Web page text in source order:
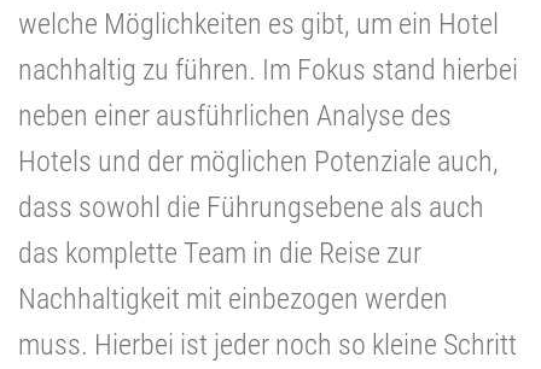
welche Möglichkeiten es gibt, um ein Hotel
nachhaltig zu führen. Im Fokus stand hierbei
neben einer ausführlichen Analyse des
Hotels und der möglichen Potenziale auch,
dass sowohl die Führungsebene als auch
das komplette Team in die Reise zur
Nachhaltigkeit mit einbezogen werden
muss. Hierbei ist jeder noch so kleine Schritt